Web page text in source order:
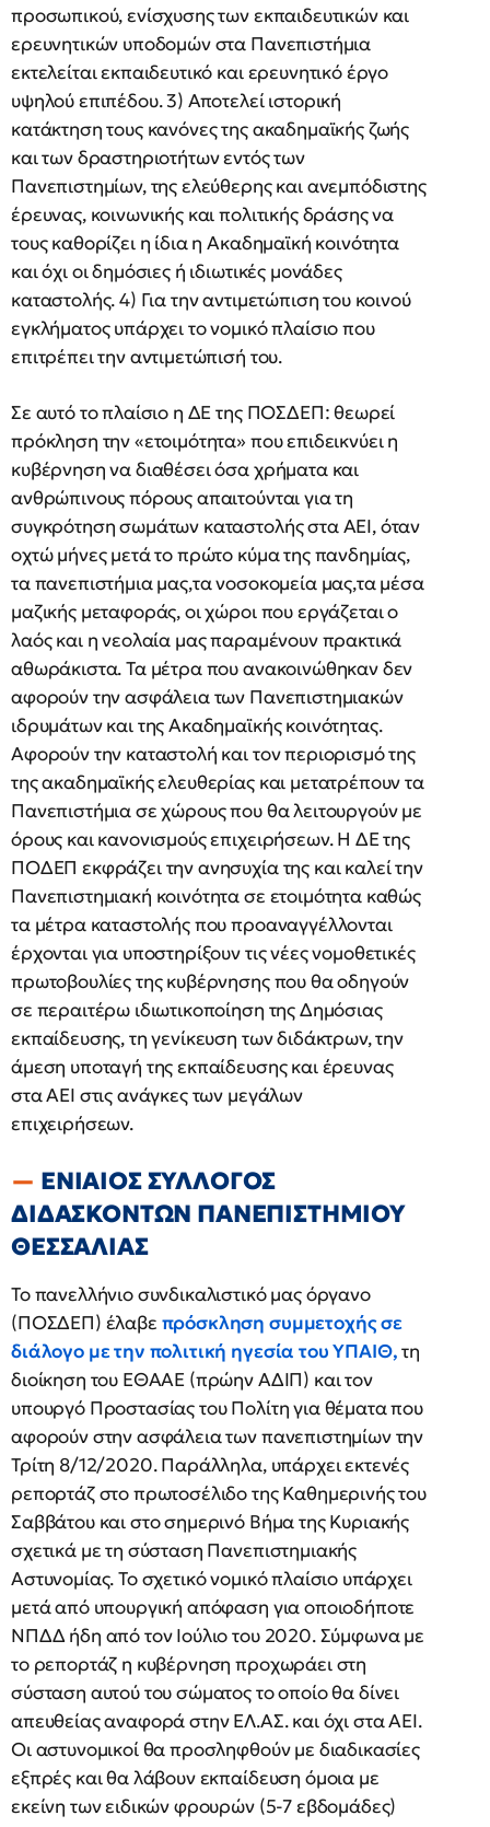
προσωπικού, ενίσχυσης των εκπαιδευτικών και
ερευνητικών υποδομών στα Πανεπιστήμια
εκτελείται εκπαιδευτικό και ερευνητικό έργο
υψηλού επιπέδου. 3) Αποτελεί ιστορική
κατάκτηση τους κανόνες της ακαδημαϊκής ζωής
και των δραστηριοτήτων εντός των
Πανεπιστημίων, της ελεύθερης και ανεμπόδιστης
έρευνας, κοινωνικής και πολιτικής δράσης να
τους καθορίζει η ίδια η Ακαδημαϊκή κοινότητα
και όχι οι δημόσιες ή ιδιωτικές μονάδες
καταστολής. 4) Για την αντιμετώπιση του κοινού
εγκλήματος υπάρχει το νομικό πλαίσιο που
επιτρέπει την αντιμετώπισή του.
Σε αυτό το πλαίσιο η ΔΕ της ΠΟΣΔΕΠ: θεωρεί
πρόκληση την «ετοιμότητα» που επιδεικνύει η
κυβέρνηση να διαθέσει όσα χρήματα και
ανθρώπινους πόρους απαιτούνται για τη
συγκρότηση σωμάτων καταστολής στα ΑΕΙ, όταν
οχτώ μήνες μετά το πρώτο κύμα της πανδημίας,
τα πανεπιστήμια μας,τα νοσοκομεία μας,τα μέσα
μαζικής μεταφοράς, οι χώροι που εργάζεται ο
λαός και η νεολαία μας παραμένουν πρακτικά
αθωράκιστα. Τα μέτρα που ανακοινώθηκαν δεν
αφορούν την ασφάλεια των Πανεπιστημιακών
ιδρυμάτων και της Ακαδημαϊκής κοινότητας.
Αφορούν την καταστολή και τον περιορισμό της
της ακαδημαϊκής ελευθερίας και μετατρέπουν τα
Πανεπιστήμια σε χώρους που θα λειτουργούν με
όρους και κανονισμούς επιχειρήσεων. Η ΔΕ της
ΠΟΔΕΠ εκφράζει την ανησυχία της και καλεί την
Πανεπιστημιακή κοινότητα σε ετοιμότητα καθώς
τα μέτρα καταστολής που προαναγγέλλονται
έρχονται για υποστηρίξουν τις νέες νομοθετικές
πρωτοβουλίες της κυβέρνησης που θα οδηγούν
σε περαιτέρω ιδιωτικοποίηση της Δημόσιας
εκπαίδευσης, τη γενίκευση των διδάκτρων, την
άμεση υποταγή της εκπαίδευσης και έρευνας
στα ΑΕΙ στις ανάγκες των μεγάλων
επιχειρήσεων.
ΕΝΙΑΙΟΣ ΣΥΛΛΟΓΟΣ
ΔΙΔΑΣΚΟΝΤΩΝ ΠΑΝΕΠΙΣΤΗΜΙΟΥ
ΘΕΣΣΑΛΙΑΣ
Το πανελλήνιο συνδικαλιστικό μας όργανο
(ΠΟΣΔΕΠ) έλαβε πρόσκληση συμμετοχής σε
διάλογο με την πολιτική ηγεσία του ΥΠΑΙΘ,τη
διοίκηση του ΕΘΑΑΕ (πρώην ΑΔΙΠ) και τον
υπουργό Προστασίας του Πολίτη για θέματα που
αφορούν στην ασφάλεια των πανεπιστημίων την
Τρίτη 8/12/2020. Παράλληλα, υπάρχει εκτενές
ρεπορτάζ στο πρωτοσέλιδο της Καθημερινής του
Σαββάτου και στο σημερινό Βήμα της Κυριακής
σχετικά με τη σύσταση Πανεπιστημιακής
Αστυνομίας. Το σχετικό νομικό πλαίσιο υπάρχει
μετά από υπουργική απόφαση για οποιοδήποτε
ΝΠΔΔ ήδη από τον Ιούλιο του 2020. Σύμφωνα με
το ρεπορτάζ η κυβέρνηση προχωράει στη
σύσταση αυτού του σώματος το οποίο θα δίνει
απευθείας αναφορά στην ΕΛ.ΑΣ. και όχι στα ΑΕΙ.
Οι αστυνομικοί θα προσληφθούν με διαδικασίες
εξπρές και θα λάβουν εκπαίδευση όμοια με
εκείνη των ειδικών φρουρών (5-7 εβδομάδες)